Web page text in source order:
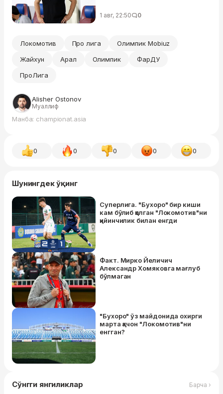
1 авг, 22:50 0
Локомотив Про лига
Олимпик Mobiuz
Жайхун
Арал Олимпик
ФарДУ
ПроЛига
Alisher Ostonov
Муаллиф
Манба: championat.asia
0 0 0 0 0
Шунингдек ўқинг
Суперлига. "Бухоро" бир киши
кам бўлиб қолган "Локомотив"ни
қийинчилик билан енгди
Факт. Мирко Йеличич
Александр Хомяковга мағлуб
бўлмаган
"Бухоро" ўз майдонида охирги
марта қачон "Локомотив"ни
енгган?
Сўнгги янгиликлар Барча ›